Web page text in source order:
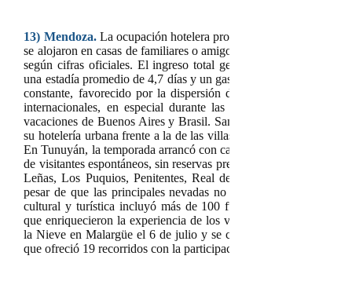
13) Mendoza. La ocupación hotelera promedió el 65%, y
se alojaron en casas de familiares o amigos, la provincia recibió
según cifras oficiales. El ingreso total generado por el turismo
una estadía promedio de 4,7 días y un gasto diario de $ 80.000
constante, favorecido por la dispersión del calendario escolar
internacionales, en especial durante las últimas dos semanas
vacaciones de Buenos Aires y Brasil. San Rafael, por ejemplo,
su hotelería urbana frente a la de las villas turísticas, lo cual
En Tunuyán, la temporada arrancó con cautela, pero fue
de visitantes espontáneos, sin reservas previas. Los centros de
Leñas, Los Puquios, Penitentes, Real del Pehuenche y El
pesar de que las principales nevadas no coincidieron
cultural y turística incluyó más de 100 funciones infantiles,
que enriquecieron la experiencia de los visitantes. La
la Nieve en Malargüe el 6 de julio y se complementó con el
que ofreció 19 recorridos con la participación de 62 prestadores